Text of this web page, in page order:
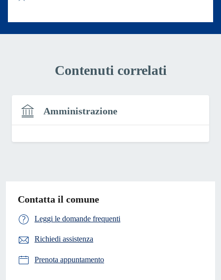
Contenuti correlati
Amministrazione
Contatta il comune
Leggi le domande frequenti
Richiedi assistenza
Prenota appuntamento